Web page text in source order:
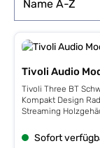
Tivoli Audio
Tivoli Three BT
Kompakt Design
Streaming
Eingang Eingang für
Sofort